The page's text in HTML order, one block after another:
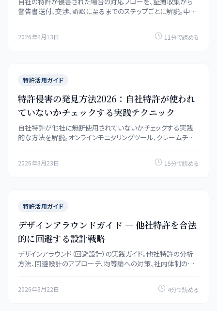
警告書送付、交渉、訴訟に至るまでのステップごとに解説。中小
2026年4月13日 11分で読める
特許活用ガイド
特許侵害の発見方法2026：自社特許が使われ
ていないかチェックする実践テクニック
自社特許が他社に無断使用されていないかチェックする実践
的な方法を解説。オンラインモニタリングツール、クレームチャ
認しながら検討する侵害発見テクニックを網羅。
2026年3月23日 15分で読める
特許活用ガイド
デザインアラウンドガイド — 他社特許を合法
的に回避する設計戦略
デザインアラウンド（回避設計）の実践ガイド。他社特許の分析
方法、回避設計のアプローチ、均等論への対策、社内体制の構
2026年3月22日 4分で読める